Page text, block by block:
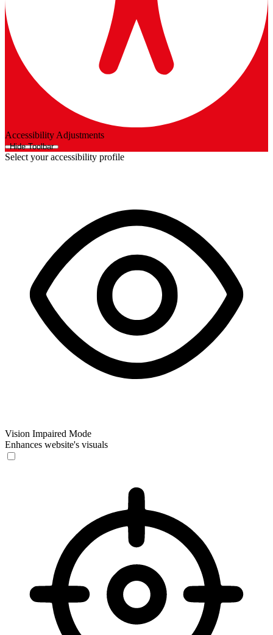
Accessibility Adjustments
Hide Toolbar
Select your accessibility profile
Vision Impaired Mode
Enhances website's visuals